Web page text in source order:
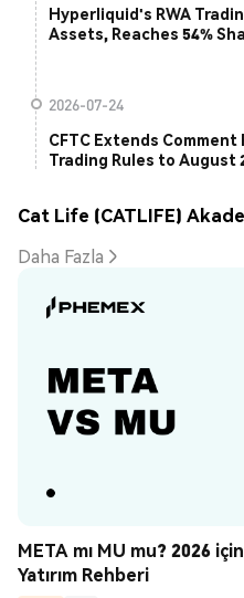
Hyperliquid's RWA
Assets, Reaches 54%
2026-07-24
CFTC Extends
Trading Rules to August
Cat Life (CATLIFE)
Daha Fazla
META mı MU mu? 2026
Yatırım Rehberi